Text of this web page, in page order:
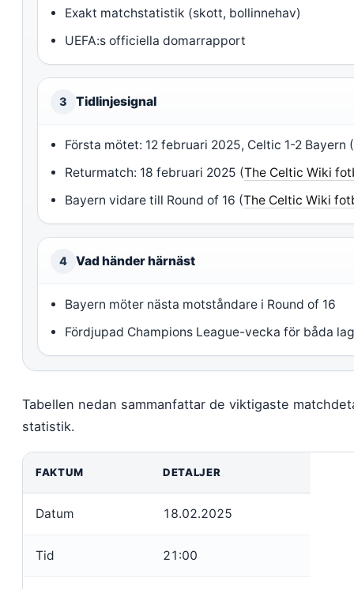
Exakt matchstatistik (skott, bollinnehav)
UEFA:s officiella domarrapport
3 Tidlinjesignal
Första mötet: 12 februari 2025, Celtic 1-2 Bayern (
Returmatch: 18 februari 2025 (The Celtic Wiki
Bayern vidare till Round of 16 (The Celtic Wiki
4 Vad händer härnäst
Bayern möter nästa motståndare i Round of 16
Fördjupad Champions League-vecka för båda
Tabellen nedan sammanfattar de viktigaste
statistik.
FAKTUM DETALJER
Datum 18.02.2025
Tid 21:00